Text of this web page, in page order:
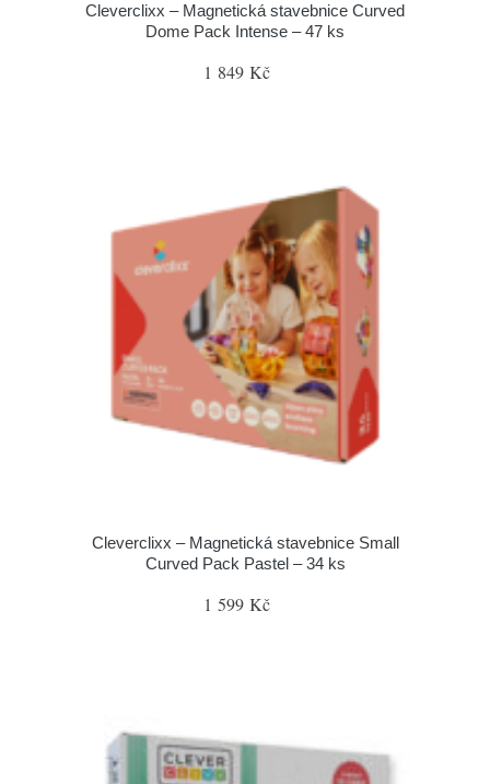
Cleverclixx – Magnetická stavebnice Curved
Dome Pack Intense – 47 ks
1 849 Kč
Cleverclixx – Magnetická stavebnice Small
Curved Pack Pastel – 34 ks
1 599 Kč